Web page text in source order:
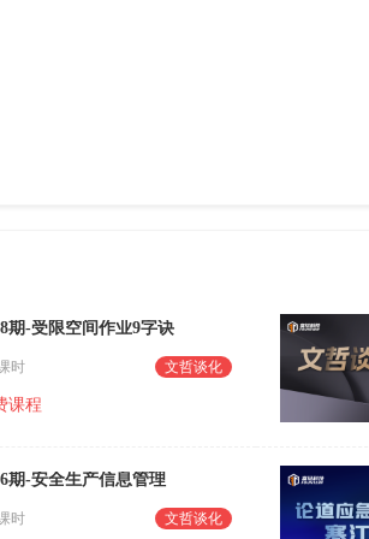
期-受限空间作业9字诀
文哲谈化
时
课程
期-安全生产信息管理
文哲谈化
时